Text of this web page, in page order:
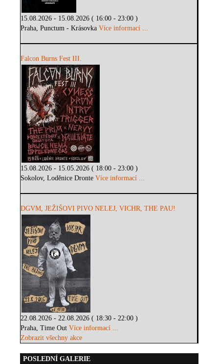
15.08.2026 - 15.08.2026 ( 16:00 - 23:00 )
Praha, Punctum - KrásovkaVíce informací ...
Falcon Burns Fest III.
15.08.2026 - 15.05.2026 ( 18:00 - 23:00 )
Sokolov, Loděnice DronteVíce informací ...
DGVM, JEŽIŠOVI PIVO NELEJ, VICHR, THE PAU!
22.08.2026 - 22.08.2026 ( 18:30 - 22:00 )
Praha, Time OutVíce informací ...
Zobrazit všechny akce
POSLEDNÍ GALERIE